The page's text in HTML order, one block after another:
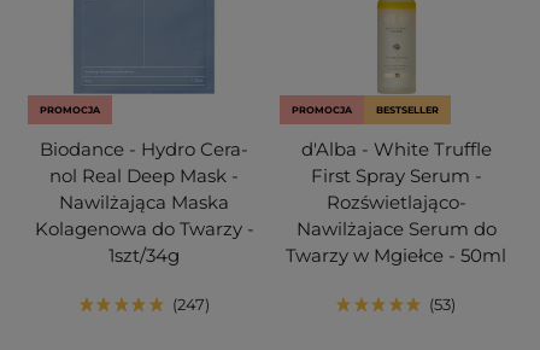
PROMOCJA
Biodance - Hydro Cera-
nol Real Deep Mask -
Nawilżająca Maska
Kolagenowa do Twarzy -
1szt/34g
247
PROMOCJA BESTSELLER
d'Alba - White Truffle
First Spray Serum -
Rozświetlająco-
Nawilżajace Serum do
Twarzy w Mgiełce - 50ml
53